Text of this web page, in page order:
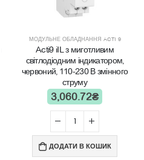
МОДУЛЬНЕ ОБЛАДНАННЯ ACTI 9
Acti9 iIL з миготливим
світлодіодним індикатором,
червоний, 110-230 В змінного
струму
3,060.72₴
ДОДАТИ В КОШИК